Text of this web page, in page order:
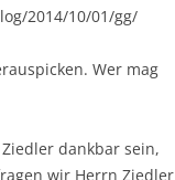
2014/10/01/gg/
Wer mag
dankbar sein,
wir Herrn Ziedler